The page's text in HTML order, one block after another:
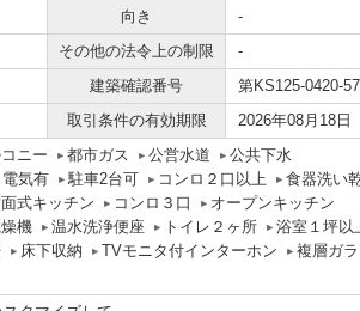
向き
-
その他の法令上の制限
-
建築確認番号
第KS125-0420-
取引条件の有効期限 2026年08月18日
ニー 都市ガス 公営水道
公共下水
電気有 駐車2台可 コンロ２口以上
食器洗い
式キッチン コンロ３口
オープンキッチン
機 温水洗浄便座 トイレ２ヶ所
浴室１坪以
床下収納 TVモニタ付インターホン
複層ガ